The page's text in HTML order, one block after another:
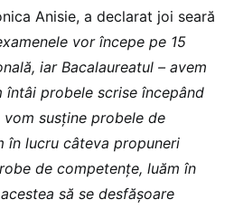
Anisie, a declarat joi seară
vor începe pe 15
iar Bacalaureatul – avem
întâi probele scrise începând
susține probele de
în lucru câteva propuneri
de competențe, luăm în
să se desfășoare